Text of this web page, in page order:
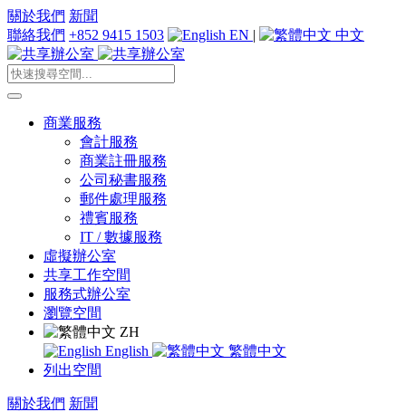
關於我們 新聞
聯絡我們 +852 9415 1503 EN | 中文
商業服務
會計服務
商業註冊服務
公司秘書服務
郵件處理服務
禮賓服務
IT / 數據服務
虛擬辦公室
共享工作空間
服務式辦公室
瀏覽空間
ZH
English
繁體中文
列出空間
關於我們 新聞